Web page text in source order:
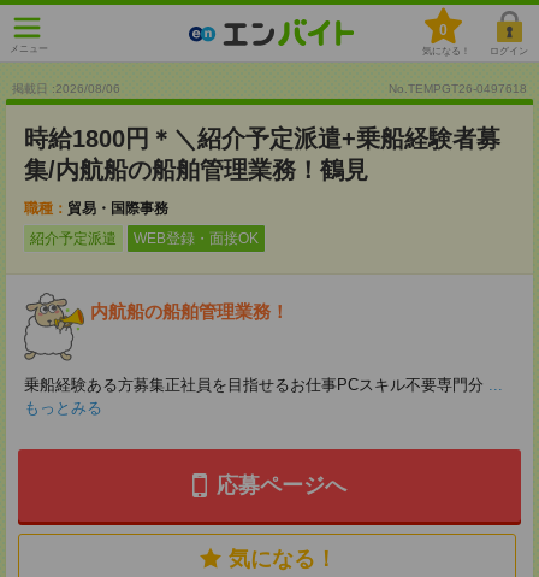
メニュー
0
気になる！ ログイン
掲載日 :2026/08/06 No.TEMPGT26-0497618
時給1800円＊＼紹介予定派遣+乗船経験者募
集/内航船の船舶管理業務！鶴見
職種： 貿易・国際事務
紹介予定派遣
WEB登録・面接OK
内航船の船舶管理業務！
乗船経験ある方募集正社員を目指せるお仕事PCスキル不要専門分 ...
もっとみる
応募ページへ
気になる！